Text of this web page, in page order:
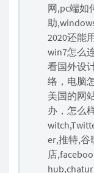
网,pc端如
助
2020还能
win7怎么
看国外设
络，电脑
美国的网
办，怎么
er,推特,谷
店